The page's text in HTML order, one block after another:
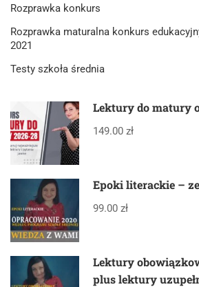
Rozprawka konkurs
Rozprawka maturalna konkurs
2021
Testy szkoła średnia
Lektury do matury
149.00 zł
Epoki literackie –
99.00 zł
Lektury
plus lektury